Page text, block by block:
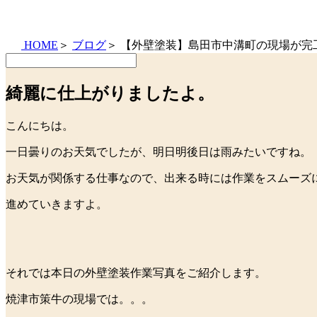
HOME ＞ ブログ ＞ 【外壁塗装】島田市中溝町の現場が完
綺麗に仕上がりましたよ。
こんにちは。
一日曇りのお天気でしたが、明日明後日は雨みたいですね。
お天気が関係する仕事なので、出来る時には作業をスムーズ
進めていきますよ。
それでは本日の外壁塗装作業写真をご紹介します。
焼津市策牛の現場では。。。